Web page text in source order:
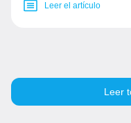
Leer el artículo
Leer